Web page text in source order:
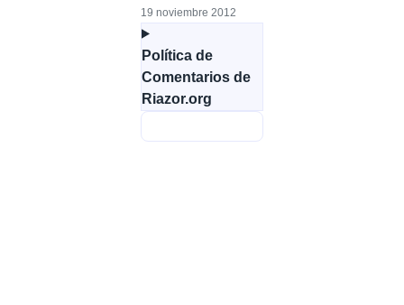
19 noviembre 2012
Política de
Comentarios de
Riazor.org